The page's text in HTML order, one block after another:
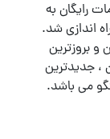
ارائه خدمات رایگان به
اندازی شد.
و بروزترین
، جدیدترین
می باشد.